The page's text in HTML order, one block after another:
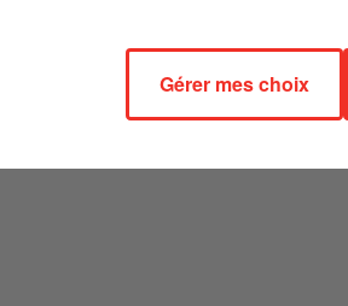
Gérer mes choix